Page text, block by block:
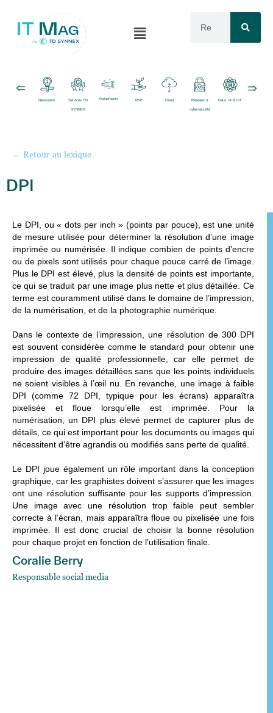
Newsroom Services TD
SYNNEX
Événements RSE Cloud Réseaux &
cybersécurité
Data, IA & IoT
← Retour au lexique
DPI
Le DPI, ou « dots per inch » (points par pouce), est une unité
de mesure utilisée pour déterminer la résolution d’une image
imprimée ou numérisée. Il indique combien de points d’encre
ou de pixels sont utilisés pour chaque pouce carré de l’image.
Plus le DPI est élevé, plus la densité de points est importante,
ce qui se traduit par une image plus nette et plus détaillée. Ce
terme est couramment utilisé dans le domaine de l’impression,
de la numérisation, et de la photographie numérique.
Dans le contexte de l’impression, une résolution de 300 DPI
est souvent considérée comme le standard pour obtenir une
impression de qualité professionnelle, car elle permet de
produire des images détaillées sans que les points individuels
ne soient visibles à l’œil nu. En revanche, une image à faible
DPI (comme 72 DPI, typique pour les écrans) apparaîtra
pixelisée et floue lorsqu’elle est imprimée. Pour la
numérisation, un DPI plus élevé permet de capturer plus de
détails, ce qui est important pour les documents ou images qui
nécessitent d’être agrandis ou modifiés sans perte de qualité.
Le DPI joue également un rôle important dans la conception
graphique, car les graphistes doivent s’assurer que les images
ont une résolution suffisante pour les supports d’impression.
Une image avec une résolution trop faible peut sembler
correcte à l’écran, mais apparaîtra floue ou pixelisée une fois
imprimée. Il est donc crucial de choisir la bonne résolution
pour chaque projet en fonction de l’utilisation finale.
Coralie Berry
Responsable social media